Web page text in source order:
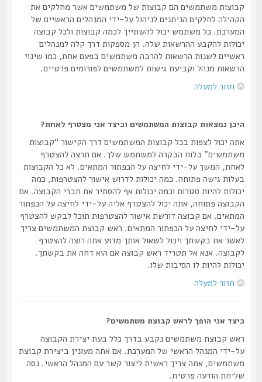
קבוצות משתמשים הם קבוצות של משתמשים אשר מחלקים את
הקהילה לחלקים הניתנים לניהול על-ידי המנהלים הראשיים של
המערכת. כל משתמש יכול להשתייך לכמה קבוצות ולכל קבוצה
יכולות להקבע ההרשאות שלה. הן מספקות דרך קלה למנהלים
ראשיים לשנות הרשאות להרבה משתמשים בפעם אחת, כמו שינוי
הרשאות מנהל וקביעת גישות למשתמשים לפורומים פרטיים.
חזור למעלה
היכן נמצאות קבוצות המשתמשים וכיצד אני מצטרף לאחת?
אתה יכול לצפות בכל קבוצות המשתמשים דרך הקישור “קבוצות
משתמשים” בלוח הבקרה למשתמש שלך. אם תרצה להצטרף
לאחת, המשך על-ידי לחיצה על הכפתור המתאים. לא כל הקבוצות
בעלות גישה פתוחה. כמה יכולות לדרוש אישור להצטרפות, כמה
יכולות להיות סגורות וכמה יכולות אף להסתיר את חברי הקבוצה. אם
הקבוצה פתוחה, אתה יכול להצטרף אליה על-ידי לחיצה על הכפתור
המתאים. אם קבוצה דורשת אישור להצטרפות תוכל לבקש להצטרף
על-ידי לחיצה על הכפתור המתאים. ראש קבוצת המשתמשים צריך
לאשר את בקשתך ויכול לשאול אותך מדוע אתה רוצה להצטרף
לקבוצה. אנא אל תטריד ראש קבוצה אם הוא דחה את בקשתך.
יכולות להיות לו הסיבות שלו.
חזור למעלה
כיצד אני הופך לראש קבוצת משתמשים?
ראש קבוצת משתמשים נקבע בדרך כלל בעת יצירת הקבוצה
על-ידי המנהל הראשי של המערכת. אם אתה מעונין ביצירת קבוצת
משתמשים, אתה צריך ראשית ליצור קשר עם המנהל הראשי. נסה
שליחת הודעה פרטית.